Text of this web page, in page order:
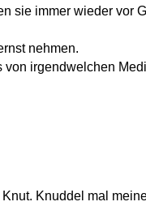
sie immer wieder vor
nehmen.
irgendwelchen
Knuddel mal